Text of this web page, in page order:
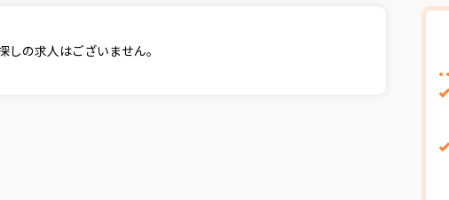
しの求人はございません。